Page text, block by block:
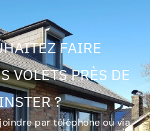
FAIRE
VOLETS PRÈS DE
?
par téléphone ou via